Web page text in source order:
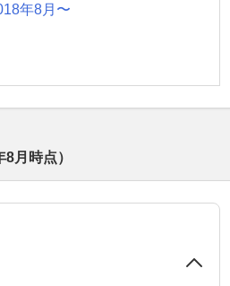
年8月〜
8月 時点）